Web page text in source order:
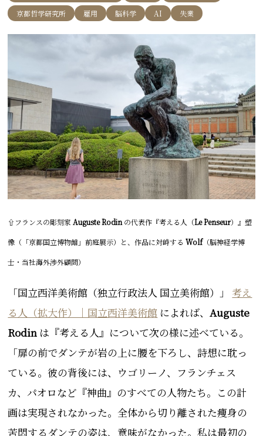
京都哲学研究所
雇用 脳科学 AI 失業
⇧フランスの彫刻家 Auguste Rodin の代表作『考える人（Le Penseur）』塑
像（「京都国立博物館」前庭展示） と、作品に対峙するWolf（脳神経学博
士・当社海外渉外顧問）
「国立西洋美術館（独立行政法人 国立美術館）」 考え
る人（拡大作）｜国立西洋美術館 によれば、Auguste
Rodin は『考える人』について次の様に述べている。
「扉の前でダンテが岩の上に腰を下ろし、詩想に耽っ
ている。彼の背後には、ウゴリーノ、フランチェス
カ、パオロなど『神曲』のすべての人物たち。この計
画は実現されなかった。全体から切り離された痩身の
苦悶するダンテの姿は、意味がなかった。私は最初の